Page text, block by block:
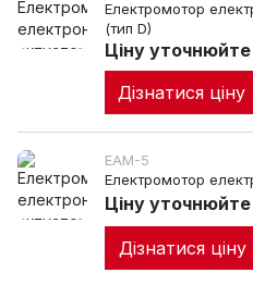
Електромотор
(тип D)
Ціну уточнюйте
Дізнатися ціну
EAM-5
Електромотор
Ціну уточнюйте
Дізнатися ціну